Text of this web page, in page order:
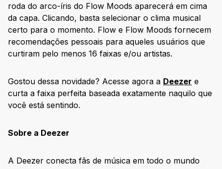
roda do arco-íris do Flow Moods aparecerá em cima
da capa. Clicando, basta selecionar o clima musical
certo para o momento. Flow e Flow Moods fornecem
recomendações pessoais para aqueles usuários que
curtiram pelo menos 16 faixas e/ou artistas.
Gostou dessa novidade? Acesse agora a Deezer e
curta a faixa perfeita baseada exatamente naquilo que
você está sentindo.
Sobre a Deezer
A Deezer conecta fãs de música em todo o mundo